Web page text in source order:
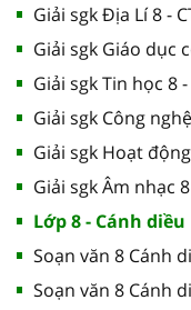
Giải sgk Địa Lí 8 -
Giải sgk Giáo dục
Giải sgk Tin học 8 -
Giải sgk Công
Giải sgk Hoạt
Giải sgk Âm nhạc 8
Lớp 8 - Cánh diều
Soạn văn 8 Cánh
Soạn văn 8 Cánh